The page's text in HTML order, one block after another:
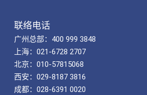
联络电话
广州总部：400 999 3848
上海：021-6728 2707
北京：010-57815068
西安：029-8187 3816
成都：028-6391 0020